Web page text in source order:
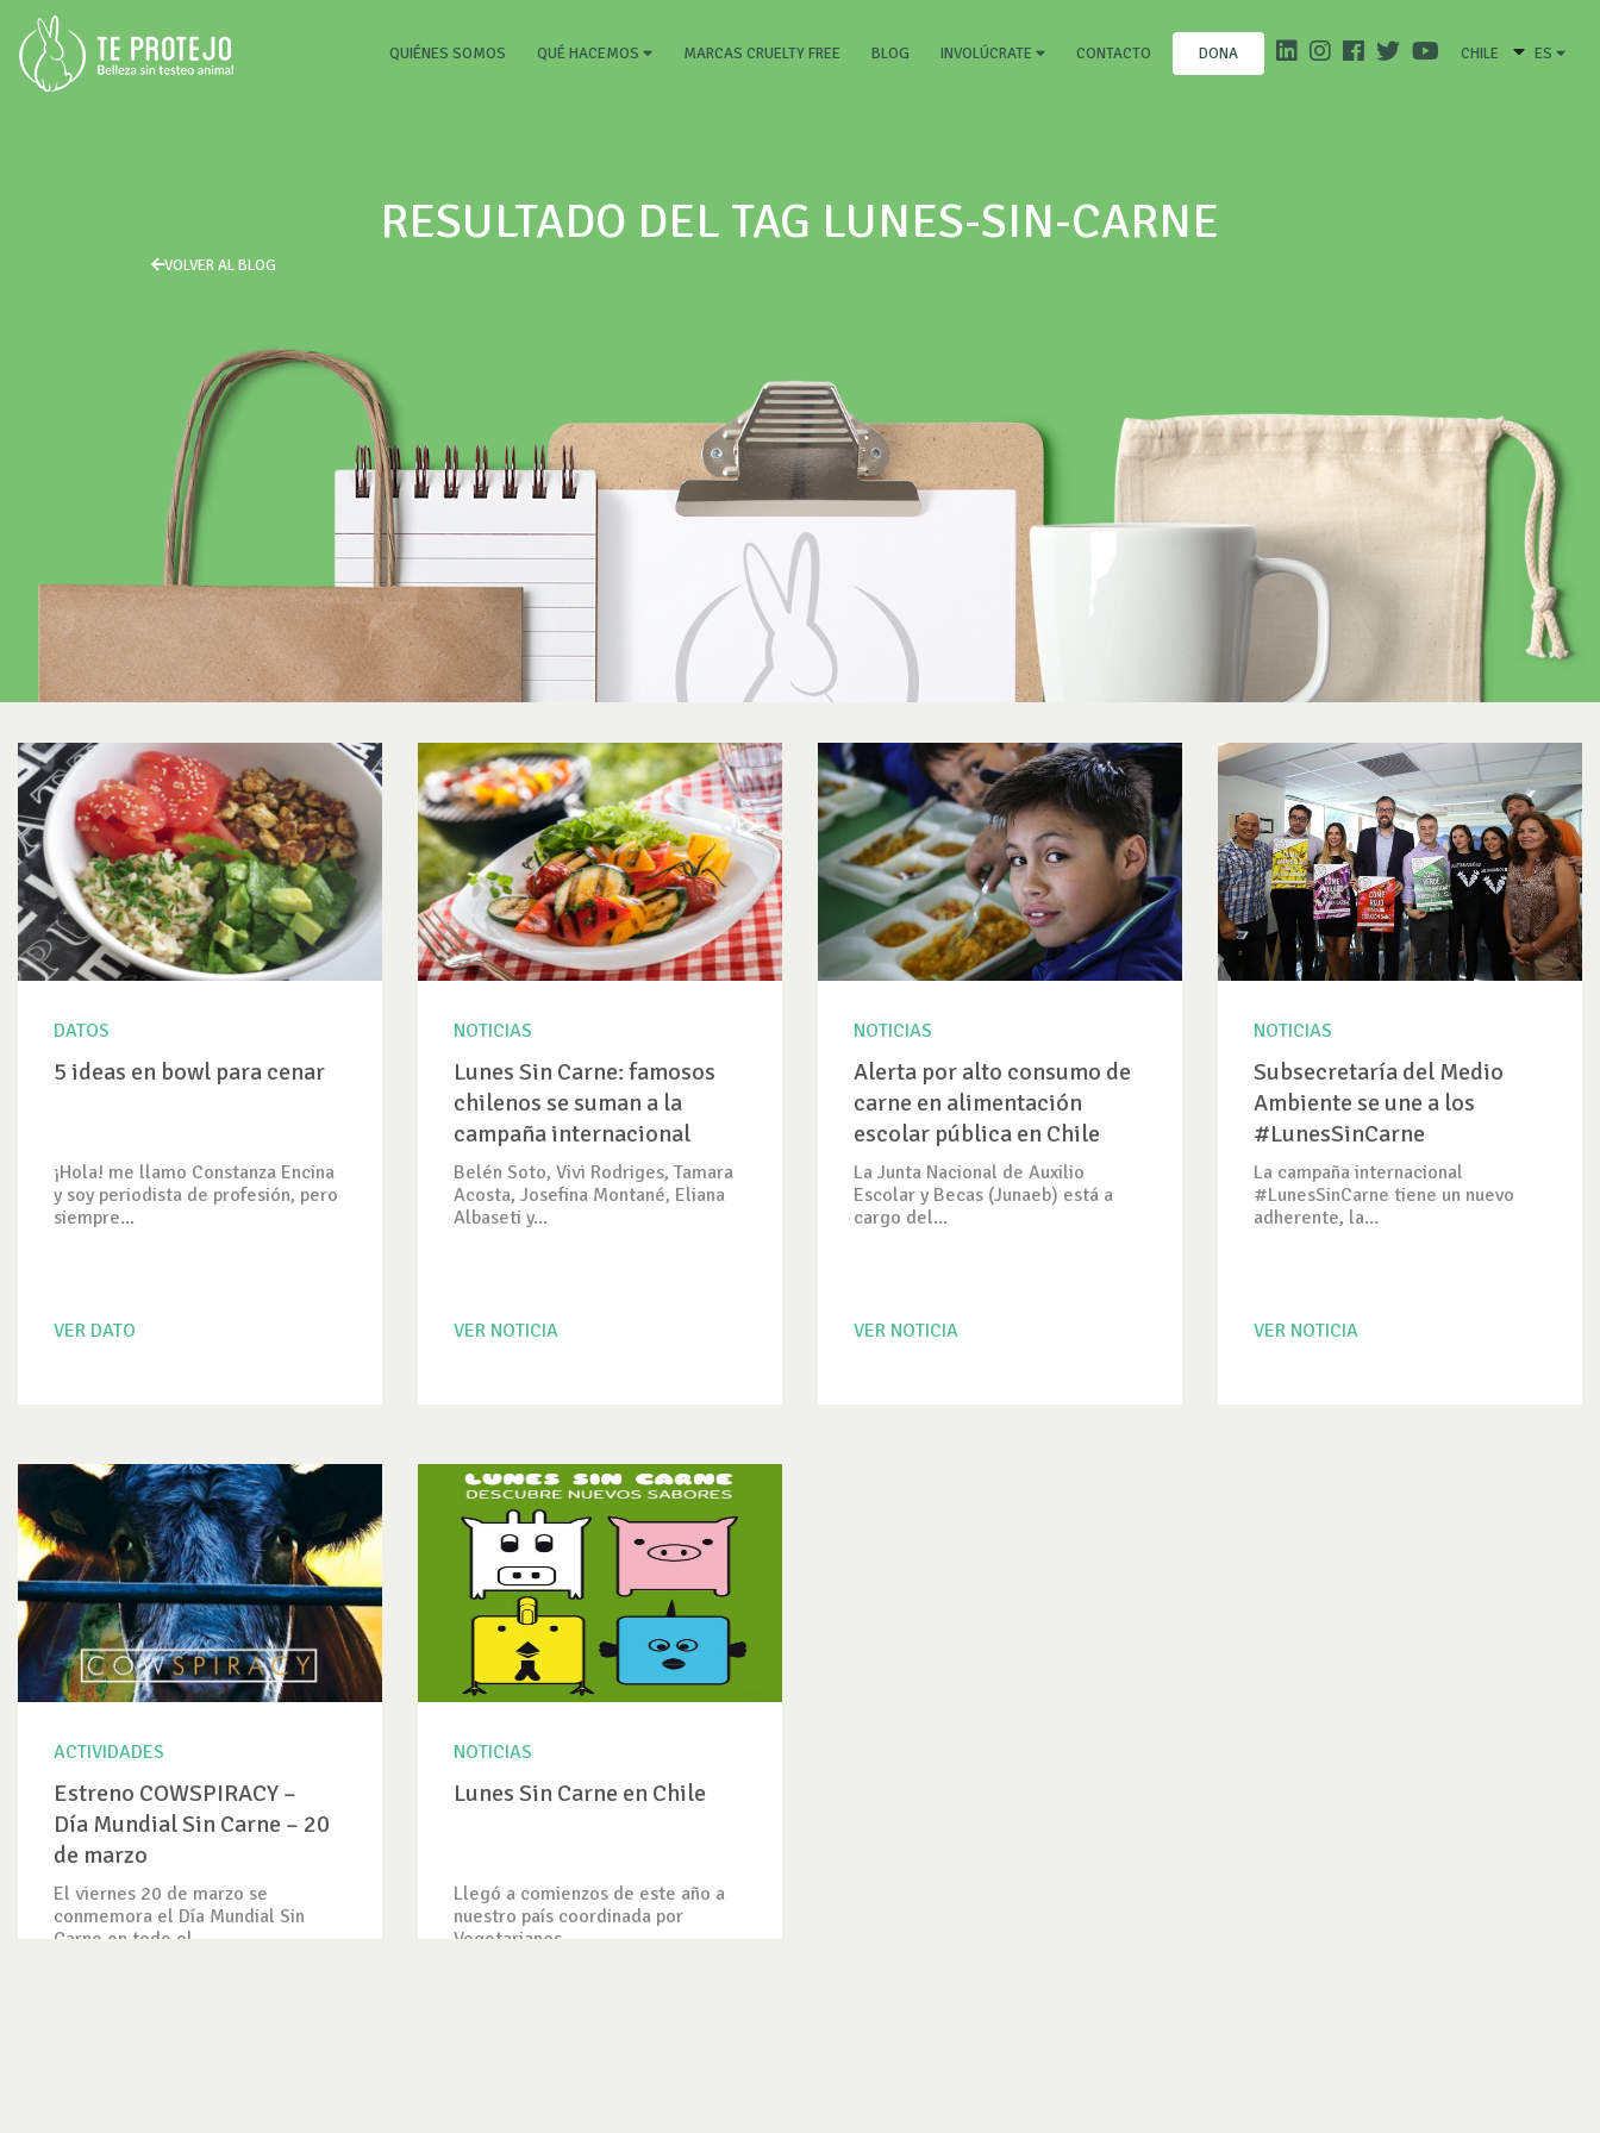
QUIÉNES SOMOS (CURRENT)
QUÉ HACEMOS MARCAS CRUELTY FREE BLOG INVOLÚCRATE CONTACTO DONA CHILE ES
RESULTADO DEL TAG LUNES-SIN-CARNE
VOLVER AL BLOG
DATOS
5 ideas en bowl para cenar
¡Hola! me llamo Constanza Encina
y soy periodista de profesión, pero
siempre...
VER DATO
NOTICIAS
Lunes Sin Carne: famosos
chilenos se suman a la
campaña internacional
Belén Soto, Vivi Rodriges, Tamara
Acosta, Josefina Montané, Eliana
Albaseti y...
VER NOTICIA
NOTICIAS
Alerta por alto consumo de
carne en alimentación
escolar pública en Chile
La Junta Nacional de Auxilio
Escolar y Becas (Junaeb) está a
cargo del...
VER NOTICIA
NOTICIAS
Subsecretaría del Medio
Ambiente se une a los
#LunesSinCarne
La campaña internacional
#LunesSinCarne tiene un nuevo
adherente, la...
VER NOTICIA
ACTIVIDADES
Estreno COWSPIRACY –
Día Mundial Sin Carne – 20
de marzo
El viernes 20 de marzo se
conmemora el Día Mundial Sin
Carne en todo el...
NOTICIAS
Lunes Sin Carne en Chile
Llegó a comienzos de este año a
nuestro país coordinada por
Vegetarianos...